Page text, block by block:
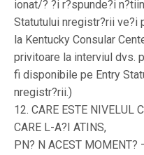
ionat/? ?i r?spunde?i
Statutului nregistr?rii ve?i
la Kentucky Consular
privitoare la interviul dvs.
fi disponibile pe Entry
nregistr?rii.)
12. CARE ESTE NIVELUL
CARE L-A?I ATINS,
PN? N ACEST